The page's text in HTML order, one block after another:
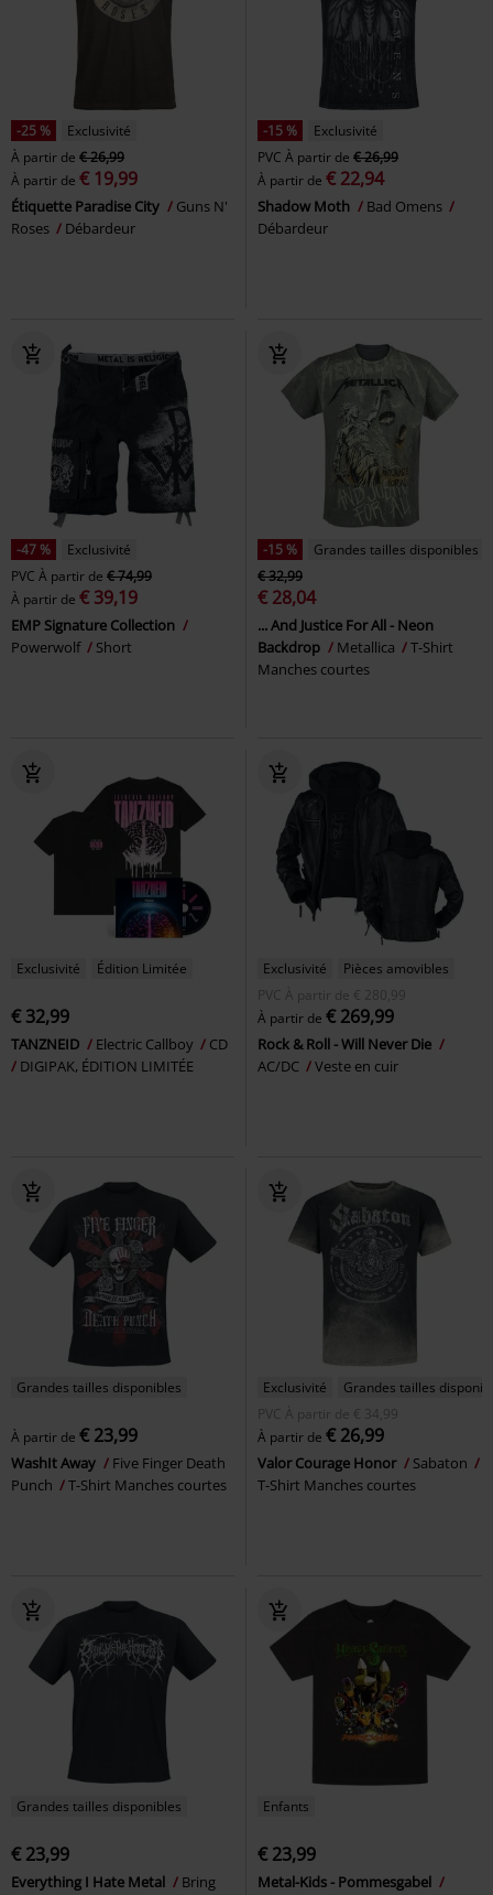
-25 %
Exclusivité
À partir de € 26,99
À partir de € 19,99
Étiquette Paradise City
Guns N'
Roses
Débardeur
-15 %
Exclusivité
PVC À partir de € 26,99
À partir de € 22,94
Shadow Moth
Bad Omens
Débardeur
-47 %
Exclusivité
PVC À partir de € 74,99
À partir de € 39,19
EMP Signature Collection
Powerwolf
Short
-15 %
Grandes tailles disponibles
€ 32,99
€ 28,04
... And Justice For All - Neon
Backdrop
Metallica
T-Shirt
Manches courtes
Exclusivité Édition Limitée
€ 32,99
TANZNEID Electric Callboy
CD
DIGIPAK, ÉDITION LIMITÉE
Exclusivité
Pièces amovibles
PVC
À partir de € 280,99
À partir de € 269,99
Rock & Roll - Will Never Die
AC/DC
Veste en cuir
Grandes tailles disponibles
À partir de € 23,99
WashIt Away
Five Finger Death
Punch
T-Shirt Manches courtes
Exclusivité
Grandes tailles
PVC
À partir de € 34,99
À partir de € 26,99
Valor Courage Honor
Sabaton
T-Shirt Manches courtes
Grandes tailles disponibles
€ 23,99
Everything I Hate Metal
Bring
Enfants
€ 23,99
Metal-Kids - Pommesgabel